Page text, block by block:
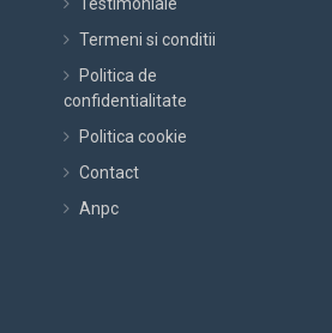
Termeni si conditii
Politica de
confidentialitate
Politica cookie
Contact
Anpc